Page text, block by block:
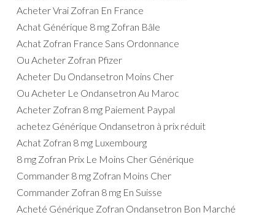
Acheter Vrai Zofran En France
Achat Générique 8 mg Zofran Bâle
Achat Zofran France Sans Ordonnance
Ou Acheter Zofran Pfizer
Acheter Du Ondansetron Moins Cher
Ou Acheter Le Ondansetron Au Maroc
Acheter Zofran 8 mg Paiement Paypal
achetez Générique Ondansetron à prix réduit
Achat Zofran 8 mg Luxembourg
8 mg Zofran Prix Le Moins Cher Générique
Commander 8 mg Zofran Moins Cher
Commander Zofran 8 mg En Suisse
Acheté Générique Zofran Ondansetron Bon Marché